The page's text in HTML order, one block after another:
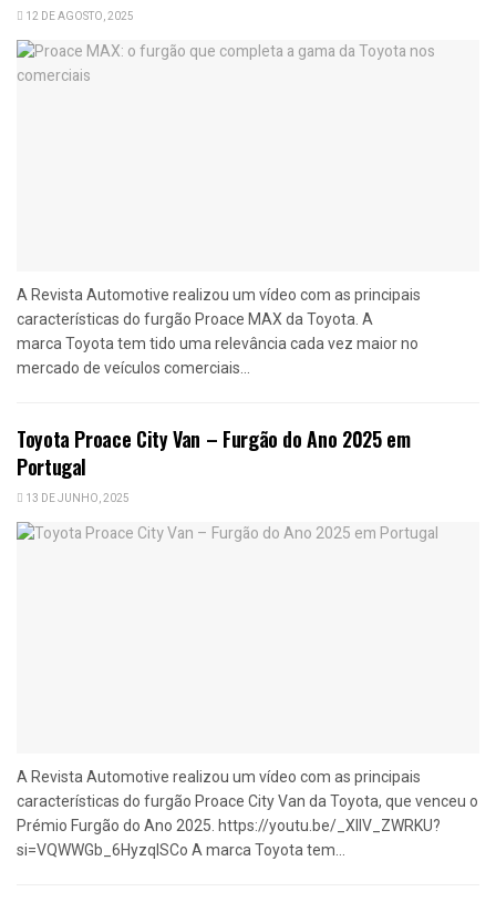
12 DE AGOSTO, 2025
A Revista Automotive realizou um vídeo com as principais
características do furgão Proace MAX da Toyota. A
marca Toyota tem tido uma relevância cada vez maior no
mercado de veículos comerciais...
Toyota Proace City Van – Furgão do Ano 2025 em
Portugal
13 DE JUNHO, 2025
A Revista Automotive realizou um vídeo com as principais
características do furgão Proace City Van da Toyota, que venceu o
Prémio Furgão do Ano 2025. https://youtu.be/_XllV_ZWRKU?
si=VQWWGb_6HyzqISCo A marca Toyota tem...